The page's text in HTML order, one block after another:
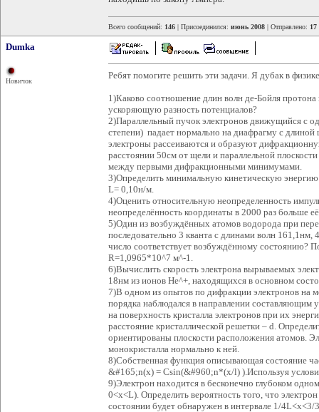
Всего сообщений: 146 | Присоединился: июнь 2008 | Отправлено:
Dumka
Новичок
Ребят помогите решить эти задачи. Я дубак в
1)Каково соотношение длин волн де-Бойля
ускоряющую разность потенциалов?
2)Параллельный пучок электронов движущийся с
степени) падает нормально на диафрагму с
электроны рассеиваются и образуют
расстоянии 50см от щели и параллельной
между первыми дифракционными минимумами.
3)Определить минимальную кинетическую энергию
L= 0,10н/м.
4)Оценить относительную неопределенность
неопределённость координаты в 2000 раз больше
5)Один из возбуждённых атомов водорода при
последовательно 3 кванта с длинами волн 161,1нм,
число соответствует возбуждённому состоянию?
R=1,0965*10^7 м^-1.
6)Вычислить скорость электрона вырываемых
18нм из ионов He^+, находящихся в основном
7)В одном из опытов по дифракции электронов на
порядка наблюдался в направлении составляющим
на поверхность кристалла электронов при их
расстояние кристаллической решетки – d.
ориентированы плоскости расположения атомов.
монокристалла нормально к ней.
8)Собственная функция описывающая состояние
&#165;n(x) = Csin(&#960;n*(x/l) ).Используя
9)Электрон находится в бесконечно глубоком
0<x<L). Определить вероятность того, что
состоянии будет обнаружен в интервале 1/